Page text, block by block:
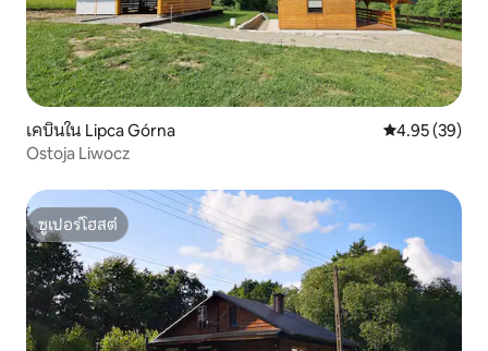
เคบินใน Lipca Górna คะแนนเฉลี่ย
4.95 (39)
Ostoja Liwocz
ซูเปอร์โฮสต์
ซูเปอร์โฮสต์